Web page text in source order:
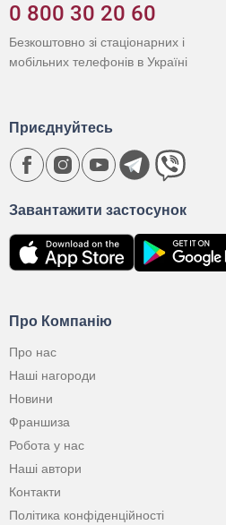
0 800 30 20 60
Безкоштовно зі стаціонарних і
мобільних телефонів в Україні
Про Компанію
Про нас
Наші нагороди
Новини
Франшиза
Робота у нас
Наші автори
Контакти
Політика конфіденційності
Завантажити застосунок
Приєднуйтесь